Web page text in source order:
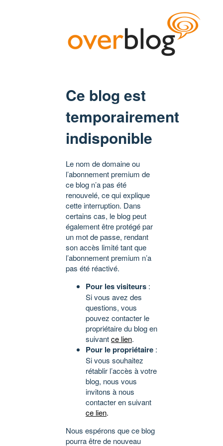
Ce blog est
temporairement
indisponible
Le nom de domaine ou
l’abonnement premium de
ce blog n’a pas été
renouvelé, ce qui explique
cette interruption. Dans
certains cas, le blog peut
également être protégé par
un mot de passe, rendant
son accès limité tant que
l’abonnement premium n’a
pas été réactivé.
Pour les visiteurs :
Si vous avez des
questions, vous
pouvez contacter le
propriétaire du blog en
suivantce lien.
Pour le propriétaire :
Si vous souhaitez
rétablir l’accès à votre
blog, nous vous
invitons à nous
contacter en suivant
ce lien.
Nous espérons que ce blog
pourra être de nouveau